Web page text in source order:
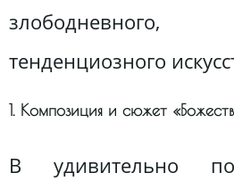
злободневного,
тенденциозного
1. Композиция и сюжет
В удивительно